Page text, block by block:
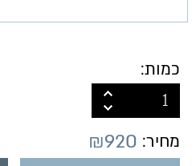
כמות:
מחיר: ₪920